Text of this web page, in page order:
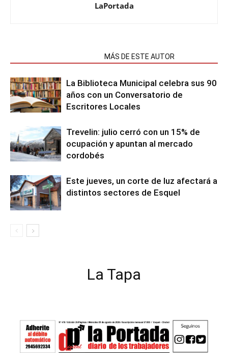
LaPortada
MÁS DE ESTE AUTOR
La Biblioteca Municipal celebra sus 90
años con un Conversatorio de
Escritores Locales
Trevelin: julio cerró con un 15% de
ocupación y apuntan al mercado
cordobés
Este jueves, un corte de luz afectará a
distintos sectores de Esquel
La Tapa